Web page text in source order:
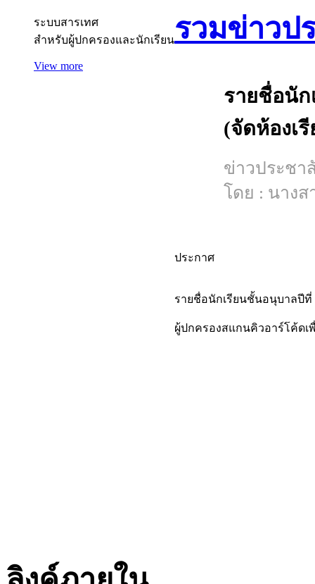
ระบบสารเทศ
สำหรับผู้ปกครองและนักเรียน
View more
รวมข่าวป
รายชื่อนัก
(จัดห้องเ
ข่าวประชา
โดย : นาง
ประกาศ
รายชื่อนักเรียนชั้นอนุบาลปีที่
ผู้ปกครองสแกนคิวอาร์โค้ดเ